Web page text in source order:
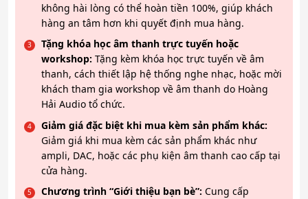
không hài lòng có thể hoàn tiền 100%, giúp khách
hàng an tâm hơn khi quyết định mua hàng.
Tặng khóa học âm thanh trực tuyến hoặc
workshop: Tặng kèm khóa học trực tuyến về âm
thanh, cách thiết lập hệ thống nghe nhạc, hoặc mời
khách tham gia workshop về âm thanh do Hoàng
Hải Audio tổ chức.
Giảm giá đặc biệt khi mua kèm sản phẩm khác:
Giảm giá khi mua kèm các sản phẩm khác như
ampli, DAC, hoặc các phụ kiện âm thanh cao cấp tại
cửa hàng.
Chương trình “Giới thiệu bạn bè”: Cung cấp